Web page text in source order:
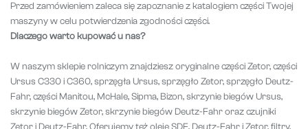
Przed zamówieniem zaleca się zapoznanie z katalogiem części Twojej
maszyny w celu potwierdzenia zgodności części.
Dlaczego warto kupować u nas?
W naszym sklepie rolniczym znajdziesz oryginalne części Zetor, części
Ursus C330 i C360, sprzęgła Ursus, sprzęgło Zetor, sprzęgło Deutz-
Fahr, części Manitou, McHale, Sipma, Bizon, skrzynie biegów Ursus,
skrzynie biegów Zetor, skrzynie biegów Deutz-Fahr oraz czujniki